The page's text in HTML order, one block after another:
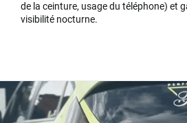
de la ceinture, usage du téléphone) et
visibilité nocturne.